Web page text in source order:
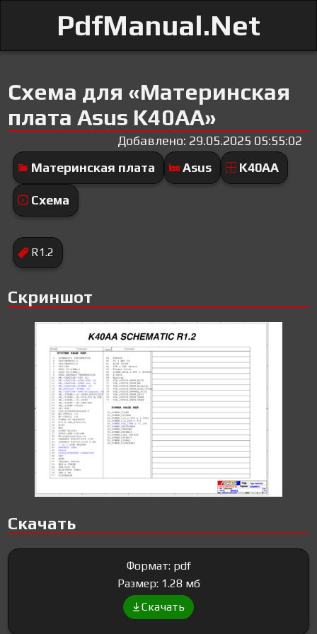
PdfManual.Net
Схема для «Материнская
плата Asus K40AA»
Добавлено: 29.05.2025 05:55:02
Материнская плата
Asus K40AA
Схема
R1.2
Скриншот
Скачать
Формат: pdf
Размер: 1.28 мб
Скачать